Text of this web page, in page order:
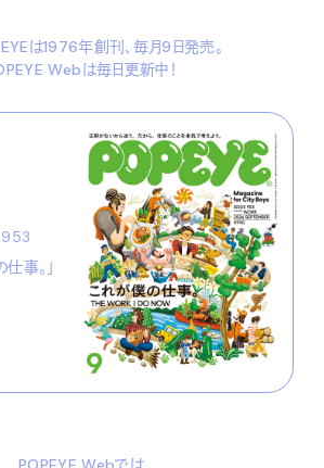
は1976年創刊、毎月9日発売。
Webは毎日更新中！
事。」